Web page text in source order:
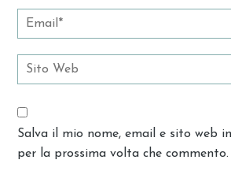
Salva il mio nome, email e sito web
per la prossima volta che commento.